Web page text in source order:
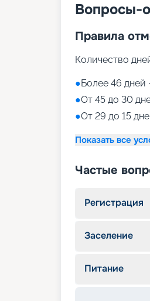
Вопросы-
Правила
Количество
●Более 46 дней
●От 45 до 30
●От 29 до 15
Показать все
Частые
Регистрация
Заселение
Питание